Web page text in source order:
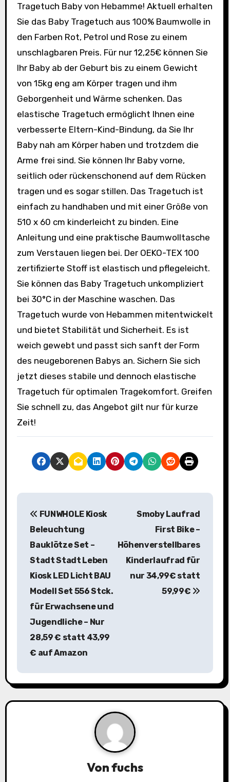
Tragetuch Baby von Hebamme! Aktuell erhalten
Sie das Baby Tragetuch aus 100% Baumwolle in
den Farben Rot, Petrol und Rose zu einem
unschlagbaren Preis. Für nur 12,25€ können Sie
Ihr Baby ab der Geburt bis zu einem Gewicht
von 15kg eng am Körper tragen und ihm
Geborgenheit und Wärme schenken. Das
elastische Tragetuch ermöglicht Ihnen eine
verbesserte Eltern-Kind-Bindung, da Sie Ihr
Baby nah am Körper haben und trotzdem die
Arme frei sind. Sie können Ihr Baby vorne,
seitlich oder rückenschonend auf dem Rücken
tragen und es sogar stillen. Das Tragetuch ist
einfach zu handhaben und mit einer Größe von
510 x 60 cm kinderleicht zu binden. Eine
Anleitung und eine praktische Baumwolltasche
zum Verstauen liegen bei. Der OEKO-TEX 100
zertifizierte Stoff ist elastisch und pflegeleicht.
Sie können das Baby Tragetuch unkompliziert
bei 30°C in der Maschine waschen. Das
Tragetuch wurde von Hebammen mitentwickelt
und bietet Stabilität und Sicherheit. Es ist
weich gewebt und passt sich sanft der Form
des neugeborenen Babys an. Sichern Sie sich
jetzt dieses stabile und dennoch elastische
Tragetuch für optimalen Tragekomfort. Greifen
Sie schnell zu, das Angebot gilt nur für kurze
Zeit!
B
n
a
FUNWHOLE Kiosk
Beleuchtung
Bauklötze Set –
Stadt Stadt Leben
Kiosk LED Licht BAU
Modell Set 556 Stck.
für Erwachsene und
Jugendliche – Nur
28,59 € statt 43,99
€ auf Amazon
Smoby Laufrad
First Bike –
Höhenverstellbares
Kinderlaufrad für
nur 34,99€ statt
59,99€
Vonfuchs